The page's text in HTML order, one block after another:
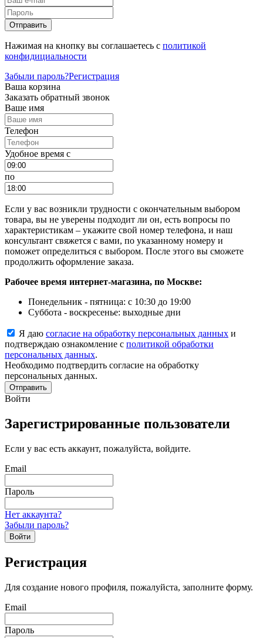
Отправить
Нажимая на кнопку вы соглашаетесь с политикой
конфидициальности
Забыли пароль?Регистрация
Ваша корзина
Заказать обратный звонок
Ваше имя
Телефон
Удобное время c
по
Если у вас возникли трудности с окончательным выбором
товара, вы не уверены подходит ли он, есть вопросы по
характеристикам – укажите свой номер телефона, и наш
консультант свяжется с вами, по указанному номеру и
поможет определиться с выбором. После этого вы сможете
продолжить оформление заказа.
Рабочее время интернет-магазина, по Москве:
Понедельник - пятница: с 10:30 до 19:00
Суббота - воскресенье: выходные дни
Я даю согласие на обработку персональных данных и
подтверждаю ознакомление с политикой обработки
персональных данных.
Необходимо подтвердить согласие на обработку
персональных данных.
Отправить
Войти
Зарегистрированные пользователи
Если у вас есть аккаунт, пожалуйста, войдите.
Email
Пароль
Нет аккаунта?
Забыли пароль?
Войти
Регистрация
Для создание нового профиля, пожалуйста, заполните форму.
Email
Пароль